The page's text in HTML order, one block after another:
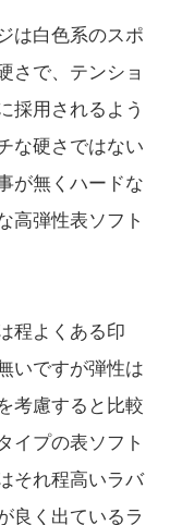
は白色系のスポ
さで、テンショ
採用されるよう
な硬さではない
が無くハードな
高弾性表ソフト
程よくある印
いですが弾性は
考慮すると比較
イプの表ソフト
それ程高いラバ
良く出ているラ